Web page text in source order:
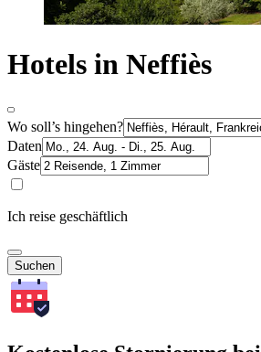
Hotels in Neffiès
Wo soll’s hingehen?
Daten
Gäste
Ich reise geschäftlich
Suchen